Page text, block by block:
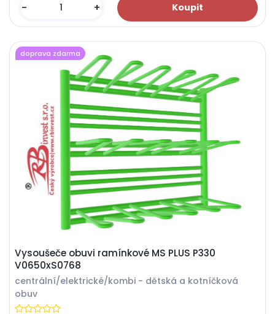
- +
Vysoušeče obuvi ramínkové MS PLUS P330
V0650xS0768
centrální/elektrické/kombi - dětská a kotníčková
obuv
doprava zdarma